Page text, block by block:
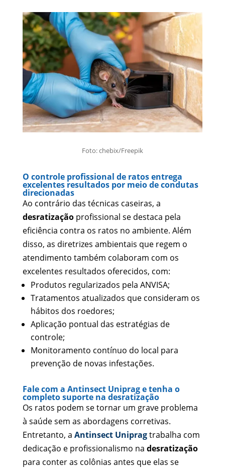
Foto: chebix/Freepik
O controle profissional de ratos entrega
excelentes resultados por meio de condutas
direcionadas
Ao contrário das técnicas caseiras, a
desratização profissional se destaca pela
eficiência contra os ratos no ambiente. Além
disso, as diretrizes ambientais que regem o
atendimento também colaboram com os
excelentes resultados oferecidos, com:
Produtos regularizados pela ANVISA;
Tratamentos atualizados que consideram os
hábitos dos roedores;
Aplicação pontual das estratégias de
controle;
Monitoramento contínuo do local para
prevenção de novas infestações.
Fale com a Antinsect Uniprag e tenha o
completo suporte na desratização
Os ratos podem se tornar um grave problema
à saúde sem as abordagens corretivas.
Entretanto, a Antinsect Unipragtrabalha com
dedicação e profissionalismo na desratização
para conter as colônias antes que elas se